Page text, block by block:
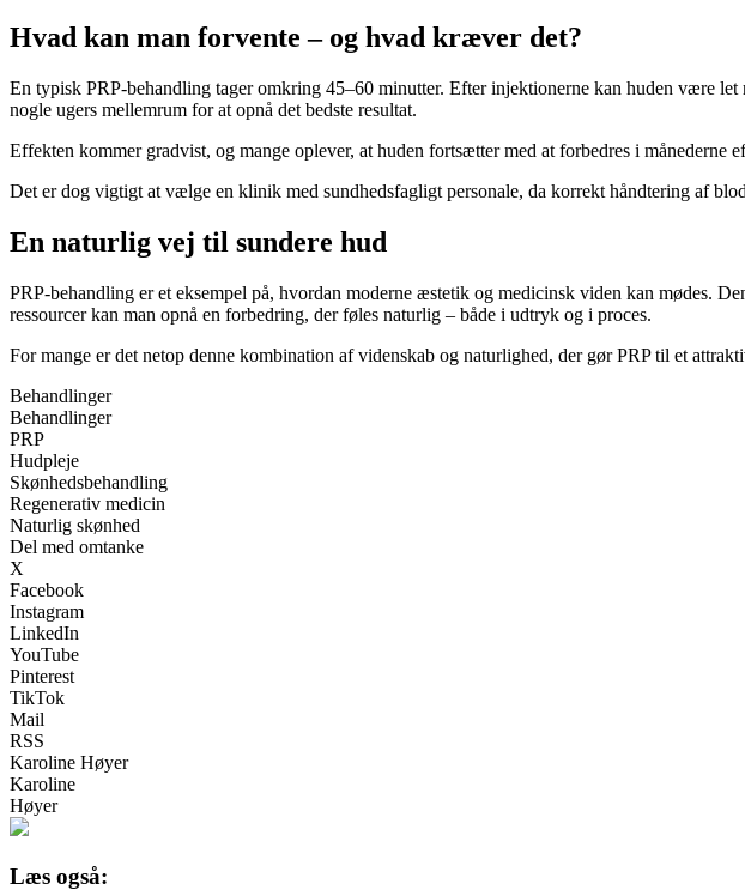
Hvad kan man forvente – og hvad kræver det?
En typisk PRP-behandling tager omkring 45–60 minutter. Efter injektionerne kan huden være
nogle ugers mellemrum for at opnå det bedste resultat.
Effekten kommer gradvist, og mange oplever, at huden fortsætter med at forbedres i månederne
Det er dog vigtigt at vælge en klinik med sundhedsfagligt personale, da korrekt håndtering af
En naturlig vej til sundere hud
PRP-behandling er et eksempel på, hvordan moderne æstetik og medicinsk viden kan mødes.
ressourcer kan man opnå en forbedring, der føles naturlig – både i udtryk og i proces.
For mange er det netop denne kombination af videnskab og naturlighed, der gør PRP til et
Behandlinger
Behandlinger
PRP
Hudpleje
Skønhedsbehandling
Regenerativ medicin
Naturlig skønhed
Del med omtanke
X
Facebook
Instagram
LinkedIn
YouTube
Pinterest
TikTok
Mail
RSS
Karoline Høyer
Karoline
Høyer
Læs også: